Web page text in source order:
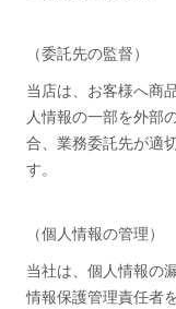
（委託先の監督）
当店は、お客様へ商
人情報の一部を外部
合、業務委託先が適
す。
（個人情報の管理）
当社は、個人情報の
情報保護管理責任者